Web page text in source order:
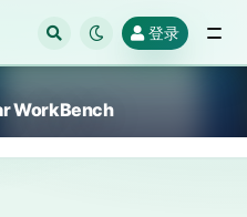
登录
WorkBench